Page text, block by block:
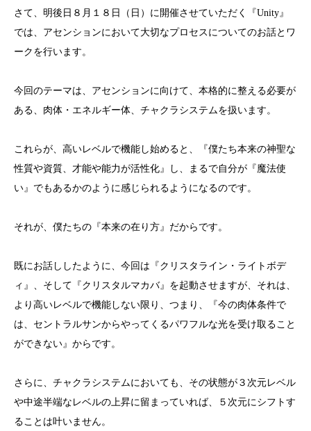
さて、明後日８月１８日（日）に開催させていただく『Unity』
では、アセンションにおいて大切なプロセスについてのお話とワ
ークを行います。
今回のテーマは、アセンションに向けて、本格的に整える必要が
ある、肉体・エネルギー体、チャクラシステムを扱います。
これらが、高いレベルで機能し始めると、『僕たち本来の神聖な
性質や資質、才能や能力が活性化』し、まるで自分が『魔法使
い』でもあるかのように感じられるようになるのです。
それが、僕たちの『本来の在り方』だからです。
既にお話ししたように、今回は『クリスタライン・ライトボデ
ィ』、そして『クリスタルマカバ』を起動させますが、それは、
より高いレベルで機能しない限り、つまり、『今の肉体条件で
は、セントラルサンからやってくるパワフルな光を受け取ること
ができない』からです。
さらに、チャクラシステムにおいても、その状態が３次元レベル
や中途半端なレベルの上昇に留まっていれば、５次元にシフトす
ることは叶いません。